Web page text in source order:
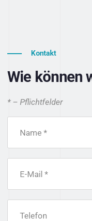
Kontakt
Wie können
* – Pflichtfelder
Name *
E-Mail *
Telefon